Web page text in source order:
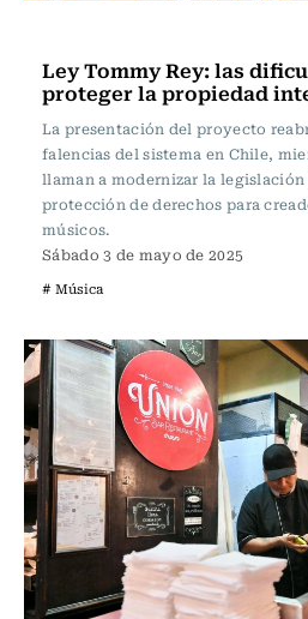
Ley Tommy Rey: las
proteger la propiedad
La presentación del proyecto
falencias del sistema en Chile,
llaman a modernizar la
protección de derechos para
músicos.
Sábado 3 de mayo de 2025
# Música